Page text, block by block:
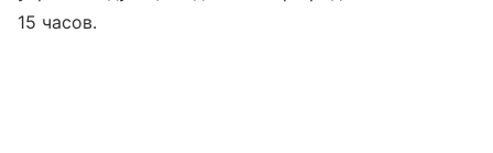
15 часов.